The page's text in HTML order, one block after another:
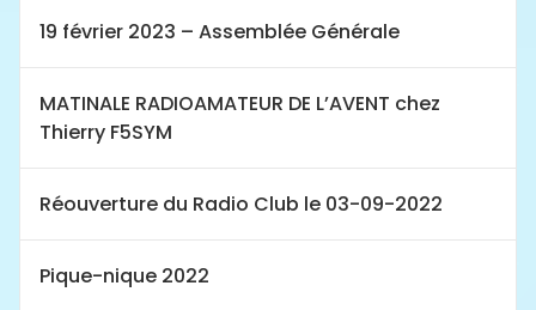
19 février 2023 – Assemblée Générale
MATINALE RADIOAMATEUR DE L’AVENT chez
Thierry F5SYM
Réouverture du Radio Club le 03-09-2022
Pique-nique 2022